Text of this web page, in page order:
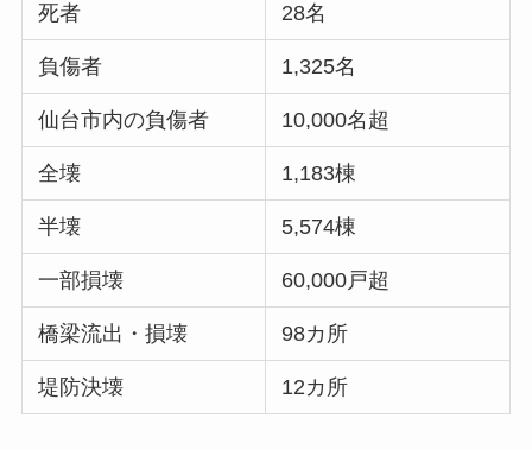
死者 28名
負傷者 1,325名
仙台市内の負傷者 10,000名超
全壊 1,183棟
半壊 5,574棟
一部損壊 60,000戸超
橋梁流出・損壊 98カ所
堤防決壊 12カ所